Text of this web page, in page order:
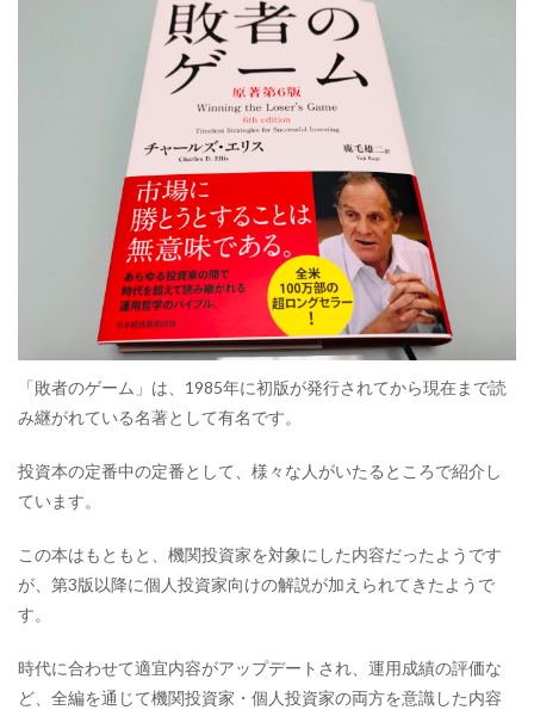
「敗者のゲーム」は、1985年に初版が発行されてから現在まで読
み継がれている名著として有名です。
投資本の定番中の定番として、様々な人がいたるところで紹介し
ています。
この本はもともと、機関投資家を対象にした内容だったようです
が、第3版以降に個人投資家向けの解説が加えられてきたようで
す。
時代に合わせて適宜内容がアップデートされ、運用成績の評価な
ど、全編を通じて機関投資家・個人投資家の両方を意識した内容